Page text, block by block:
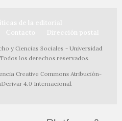
de la editorial
Contacto Dirección postal
y Ciencias Sociales - Universidad
los derechos reservados.
Creative Commons Atribución-
4.0 Internacional.